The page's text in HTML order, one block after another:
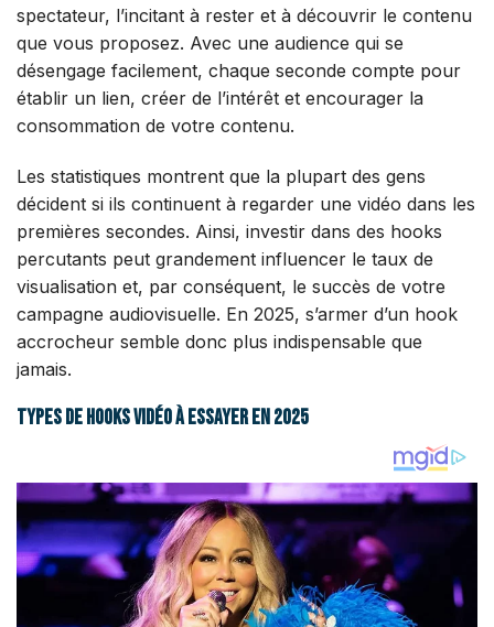
spectateur, l’incitant à rester et à découvrir le contenu
que vous proposez. Avec une audience qui se
désengage facilement, chaque seconde compte pour
établir un lien, créer de l’intérêt et encourager la
consommation de votre contenu.
Les statistiques montrent que la plupart des gens
décident si ils continuent à regarder une vidéo dans les
premières secondes. Ainsi, investir dans des hooks
percutants peut grandement influencer le taux de
visualisation et, par conséquent, le succès de votre
campagne audiovisuelle. En 2025, s’armer d’un hook
accrocheur semble donc plus indispensable que
jamais.
Types de hooks vidéo à essayer en 2025